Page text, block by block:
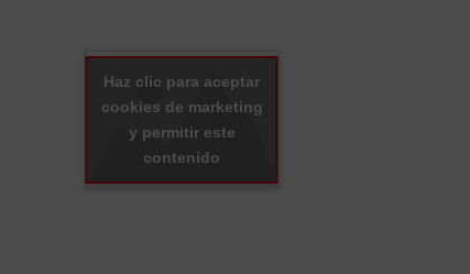
Haz clic para aceptar
cookies de marketing
y permitir este
contenido